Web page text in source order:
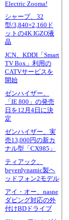
Electric Zooma!
シャープ、32
型/3,840×2,160ド
ットの4K IGZO液
晶
JCN、KDDI「Smart
TV Box」利用の
CATVサービスを
開始
ゼンハイザー、
「IE 800」の発売
日を12月4日に決
定
ゼンハイザー、実
売13,000円の新カ
ナル型「CX985」
ティアック、
beyerdynamic製ヘ
ッドフォン2モデル
アイ・オー、nasne
ダビング対応の外
付けBDドライブ